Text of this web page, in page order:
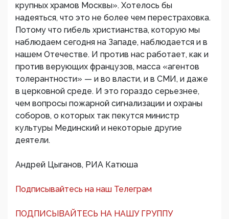
крупных храмов Москвы». Хотелось бы
надеяться, что это не более чем перестраховка.
Потому что гибель христианства, которую мы
наблюдаем сегодня на Западе, наблюдается и в
нашем Отечестве. И против нас работает, как и
против верующих французов, масса «агентов
толерантности» — и во власти, и в СМИ, и даже
в церковной среде. И это гораздо серьезнее,
чем вопросы пожарной сигнализации и охраны
соборов, о которых так пекутся министр
культуры Мединский и некоторые другие
деятели.
Андрей Цыганов, РИА Катюша
Подписывайтесь на наш Телеграм
ПОДПИСЫВАЙТЕСЬ НА НАШУ ГРУППУ